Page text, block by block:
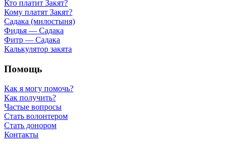
Кто платит Закят?
Кому платят Закят?
Садака (милостыня)
Фидья — Садака
Фитр — Садака
Калькулятор закята
Помощь
Как я могу помочь?
Как получить?
Частые вопросы
Стать волонтером
Стать донором
Контакты